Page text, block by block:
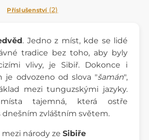
Příslušenství (2)
. Jedno z míst, kde se lidé
tradice bez toho, aby byly
vlivy, je Sibiř. Dokonce i
je odvozeno od slova "šamán",
mezi tunguzskými jazyky.
tajemná, která ostře
dnešním zvláštním světem.
mezi národy ze Sibiře